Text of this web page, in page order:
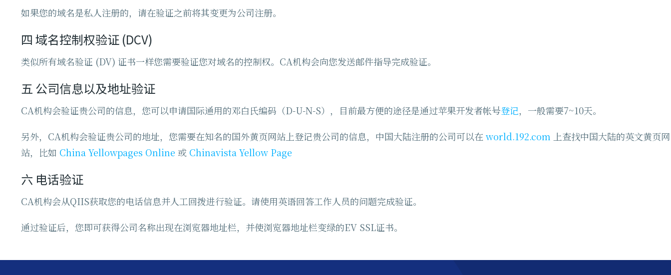
如果您的域名是私人注册的，请在验证之前将其变更为公司注册。
四 域名控制权验证 (DCV)
类似所有域名验证 (DV) 证书一样您需要验证您对域名的控制权。CA机构会向您发送邮件指导完成验证。
五 公司信息以及地址验证
CA机构会验证贵公司的信息，您可以申请国际通用的邓白氏编码（D-U-N-S），目前最方便的途径是通过苹果开发者帐号登记，一般需要7~10天。
另外，CA机构会验证贵公司的地址，您需要在知名的国外黄页网站上登记贵公司的信息，中国大陆注册的公司可以在 world.192.com 上查找中国大陆的英文黄页网
站，比如 China Yellowpages Online 或 Chinavista Yellow Page
六 电话验证
CA机构会从QIIS获取您的电话信息并人工回拨进行验证。请使用英语回答工作人员的问题完成验证。
通过验证后，您即可获得公司名称出现在浏览器地址栏，并使浏览器地址栏变绿的EV SSL证书。